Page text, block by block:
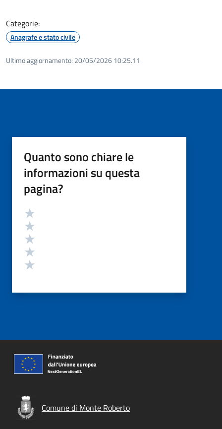
Categorie:
Anagrafe e stato civile
Ultimo aggiornamento: 20/05/2026 10:25.11
Quanto sono chiare le
informazioni su questa
pagina?
Valutazione
Comune di Monte Roberto